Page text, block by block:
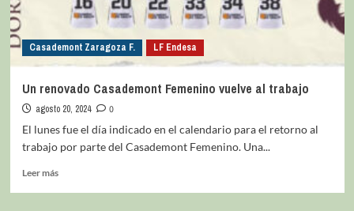
Casademont Zaragoza F. LF Endesa
Un renovado Casademont Femenino vuelve al trabajo
agosto 20, 2024
0
El lunes fue el día indicado en el calendario para el retorno al
trabajo por parte del Casademont Femenino. Una...
Leer más